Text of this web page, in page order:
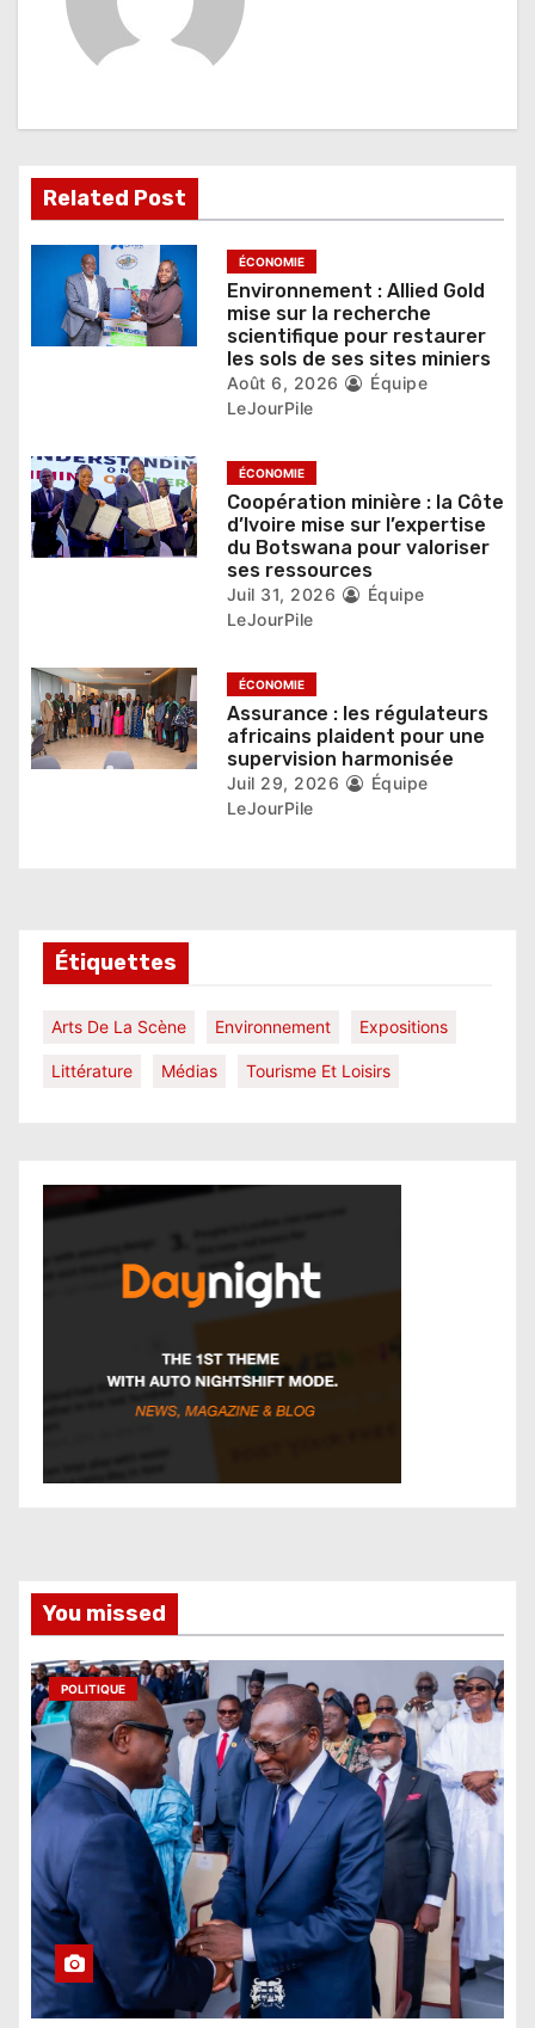
l
’
a
l
e
Related Post
ÉCONOMIE
Environnement : Allied Gold
mise sur la recherche
scientifique pour restaurer
les sols de ses sites miniers
Août 6, 2026
Équipe
LeJourPile
ÉCONOMIE
Coopération minière : la Côte
d’Ivoire mise sur l’expertise
du Botswana pour valoriser
ses ressources
Juil 31, 2026
Équipe
LeJourPile
ÉCONOMIE
Assurance : les régulateurs
africains plaident pour une
supervision harmonisée
Juil 29, 2026
Équipe
LeJourPile
Étiquettes
Arts De La Scène Environnement Expositions
Littérature Médias Tourisme Et Loisirs
You missed
POLITIQUE